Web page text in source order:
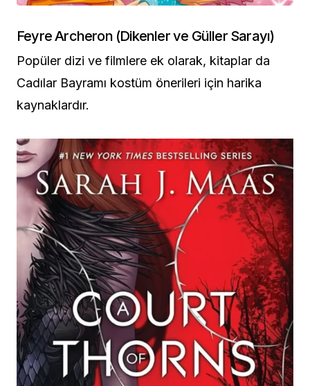
Feyre Archeron (Dikenler ve Güller Sarayı)
Popüler dizi ve filmlere ek olarak, kitaplar da
Cadılar Bayramı kostüm önerileri için harika
kaynaklardır.